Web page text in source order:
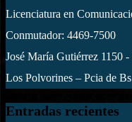
Licenciatura en
Conmutador: 4469-7500
José María Gutiérrez 1150 -
Los Polvorines – Pcia de
Entradas recientes